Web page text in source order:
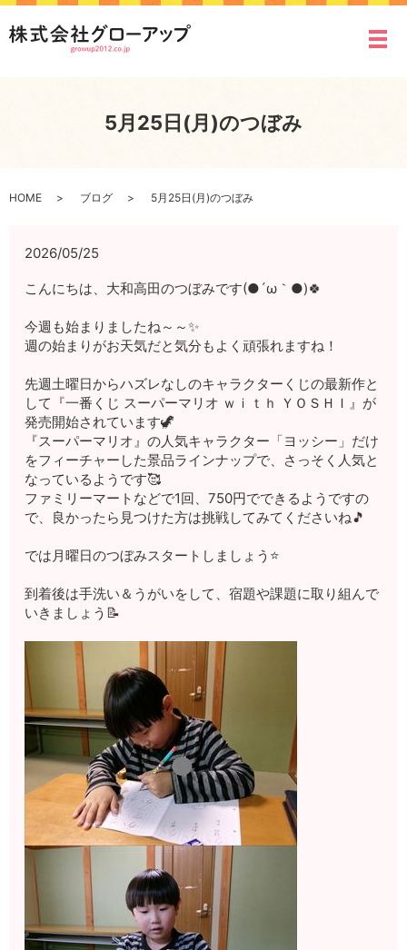
メ
5月25日(月)のつぼみ
HOME ブログ 5月25日(月)のつぼみ
2026/05/25
こんにちは、大和高田のつぼみです(●´ω｀●)🍀
今週も始まりましたね～～✨
週の始まりがお天気だと気分もよく頑張れますね！
先週土曜日からハズレなしのキャラクターくじの最新作と
して『一番くじ スーパーマリオ ｗｉｔｈ ＹＯＳＨＩ』が
発売開始されています🦖
『スーパーマリオ』の人気キャラクター「ヨッシー」だけ
をフィーチャーした景品ラインナップで、さっそく人気と
なっているようです🥰
ファミリーマートなどで1回、750円でできるようですの
で、良かったら見つけた方は挑戦してみてくださいね🎵
では月曜日のつぼみスタートしましょう⭐
到着後は手洗い＆うがいをして、宿題や課題に取り組んで
いきましょう📝